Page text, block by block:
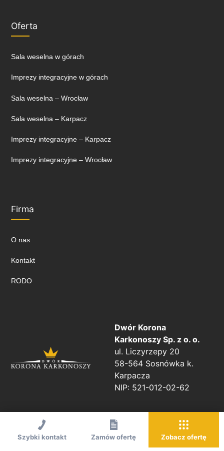
Oferta
Sala weselna w górach
Imprezy integracyjne w górach
Sala weselna – Wrocław
Sala weselna – Karpacz
Imprezy integracyjne – Karpacz
Imprezy integracyjne – Wrocław
Firma
O nas
Kontakt
RODO
Dwór Korona
Karkonoszy Sp. z o. o.
ul. Liczyrzepy 20
58-564 Sosnówka k.
Karpacza
NIP: 521-012-02-62
Szybki kontakt Zamów ofertę Zobacz ofertę